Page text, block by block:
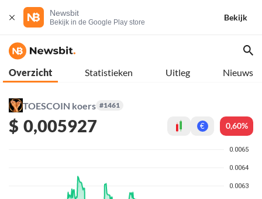
Newsbit
Bekijk in de Google Play store
Bekijk
Overzicht Statistieken Uitleg Nieuws
TOESCOIN koers #1461
$ 0,005927 € 0,60%